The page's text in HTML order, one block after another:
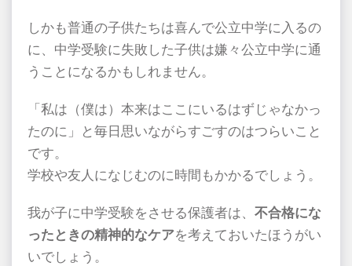
しかも普通の子供たちは喜んで公立中学に入るの
に、中学受験に失敗した子供は嫌々公立中学に通
うことになるかもしれません。
「私は（僕は）本来はここにいるはずじゃなかっ
たのに」と毎日思いながらすごすのはつらいこと
です。
学校や友人になじむのに時間もかかるでしょう。
我が子に中学受験をさせる保護者は、 不合格にな
ったときの精神的なケアを考えておいたほうがい
いでしょう。